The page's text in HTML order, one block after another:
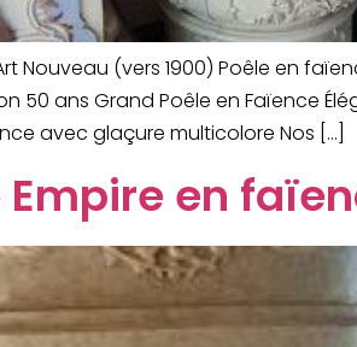
Nouveau (vers 1900) Poêle en
50 ans Grand Poêle en Faïence
avec glaçure multicolore Nos […]
Empire en